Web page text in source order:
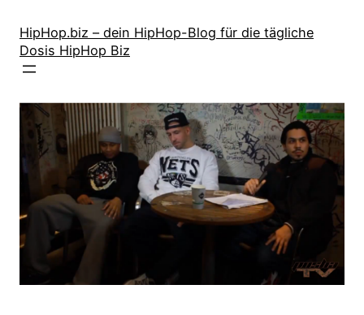
Inhalt
springen
HipHop.biz – dein HipHop-Blog für die tägliche
Dosis HipHop Biz